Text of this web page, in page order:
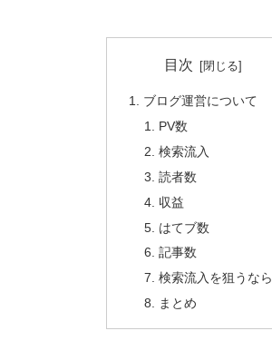
目次
ブログ運営について
PV数
検索流入
読者数
収益
はてブ数
記事数
検索流入を狙うなら
まとめ